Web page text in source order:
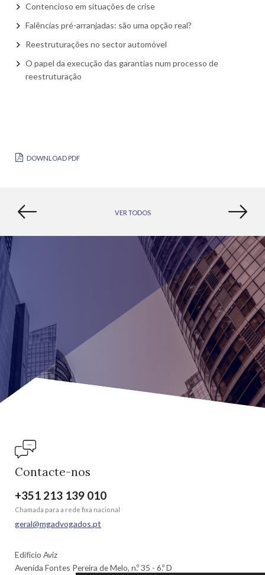
Contencioso em situações de crise
Falências pré-arranjadas: são uma opção real?
Reestruturações no sector automóvel
O papel da execução das garantias num processo de
reestruturação
DOWNLOAD PDF
VER TODOS
Contacte-nos
+351 213 139 010
Chamada para a rede fixa nacional
geral@mgadvogados.pt
Edifício Aviz
Avenida Fontes Pereira de Melo, n.º 35 - 6.º D